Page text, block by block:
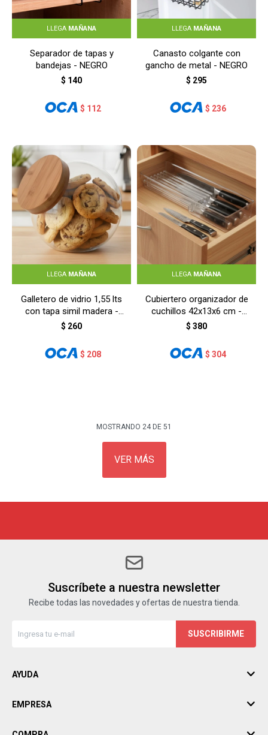
LLEGA MAÑANA
Separador de tapas y
bandejas - NEGRO
$ 140
$ 112
LLEGA MAÑANA
Canasto colgante con
gancho de metal - NEGRO
$ 295
$ 236
LLEGA MAÑANA
Galletero de vidrio 1,55 lts
con tapa simil madera -
TRANSPARENTE
$ 260
$ 208
LLEGA MAÑANA
Cubiertero organizador de
cuchillos 42x13x6 cm -
TRANSPARENTE
$ 380
$ 304
MOSTRANDO 24DE 51
VER MÁS
Suscríbete a nuestra newsletter
Recibe todas las novedades y ofertas de nuestra tienda.
SUSCRIBIRME
AYUDA
EMPRESA